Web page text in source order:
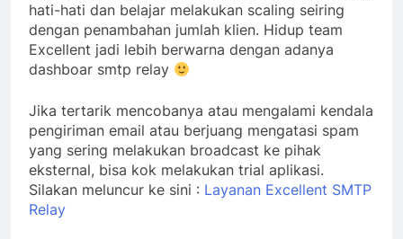
hati-hati dan belajar melakukan scaling seiring
dengan penambahan jumlah klien. Hidup team
Excellent jadi lebih berwarna dengan adanya
dashboar smtp relay
Jika tertarik mencobanya atau mengalami kendala
pengiriman email atau berjuang mengatasi spam
yang sering melakukan broadcast ke pihak
eksternal, bisa kok melakukan trial aplikasi.
Silakan meluncur ke sini : Layanan Excellent SMTP
Relay